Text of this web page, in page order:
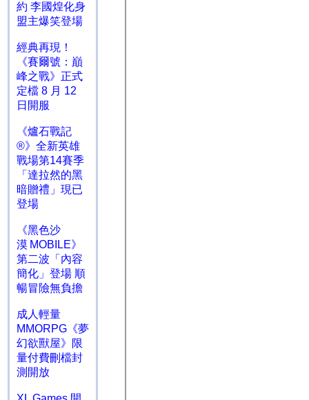
約 李國煌化身
盟主爆笑登場
經典再現！
《賽爾號：巔
峰之戰》正式
定檔 8 月 12
日開服
《爐石戰記
®》全新英雄
戰場第14賽季
「達拉然的黑
暗贈禮」現已
登場
《黑色沙
漠 MOBILE》
第二波「內容
簡化」登場 順
暢冒險無負擔
成人輕量
MMORPG《夢
幻欲獸屋》限
量付費刪檔封
測開放